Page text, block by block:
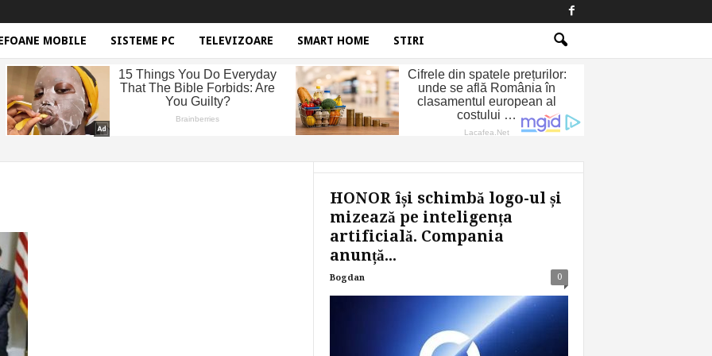
MOBILE SISTEME PC TELEVIZOARE SMART HOME STIRI
HONOR își schimbă logo-ul și
mizează pe inteligența
artificială. Compania
anunță...
Bogdan 0